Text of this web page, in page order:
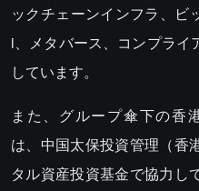
ックチェーンインフラ、ビ
i、メタバース、コンプライ
しています。
また、グループ傘下の香
は、中国太保投資管理（香
タル資産投資基金で協力し